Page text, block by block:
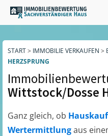
START> IMMOBILIE VERKAUFEN >
HERZSPRUNG
Wittstock/Dosse
Ganz gleich, ob Hauskauf
Wertermittlungaus